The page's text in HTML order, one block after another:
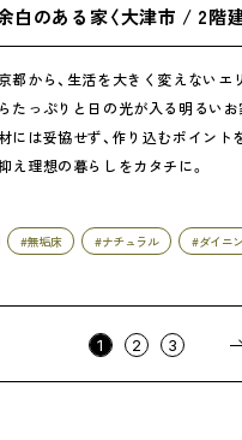
白のある家〈大津市 / 2階建
都から、生活を大きく変えないエ
たっぷりと日の光が入る明るいお
には妥協せず、作り込むポイント
え理想の暮らしをカタチに。
#無垢床 #ナチュラル #ダイニ
1 2 3